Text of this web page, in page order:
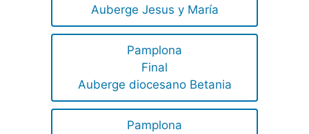
Auberge Jesus y María
Pamplona
Final
Auberge diocesano Betania
Pamplona